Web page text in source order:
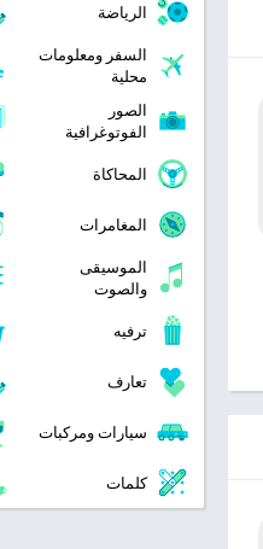
الرياضة
السفر ومعلومات
محلية
الصور
الفوتوغرافية
المحاكاة
المغامرات
الموسيقى
والصوت
ترفيه
تعارف
سيارات ومركبات
كلمات